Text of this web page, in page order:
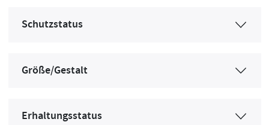
Schutzstatus
Größe/Gestalt
Erhaltungsstatus